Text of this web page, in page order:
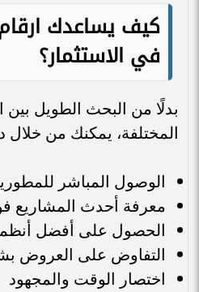
كيف يساعدك
في الاستثمار؟
بدلًا من البحث الطويل بين
المختلفة، يمكنك من خلال
الوصول المباشر
معرفة أحدث المشاريع
الحصول على أفضل
التفاوض على العروض
اختصار الوقت والمجهود